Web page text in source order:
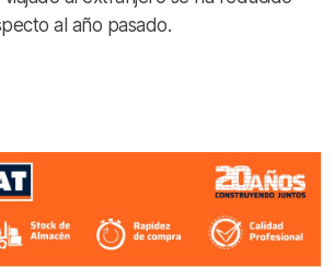
al año pasado.